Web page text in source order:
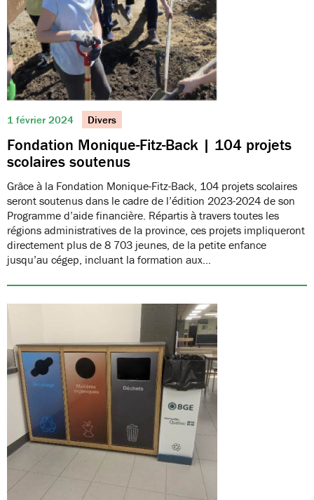
1 février 2024 Divers
Fondation Monique-Fitz-Back | 104 projets
scolaires soutenus
Grâce à la Fondation Monique-Fitz-Back, 104 projets scolaires
seront soutenus dans le cadre de l’édition 2023-2024 de son
Programme d’aide financière. Répartis à travers toutes les
régions administratives de la province, ces projets impliqueront
directement plus de 8 703 jeunes, de la petite enfance
jusqu’au cégep, incluant la formation aux…